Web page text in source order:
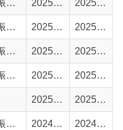
2024-12-23 2024-12-24
2024-12-06 2024-12-07
2024-11-15 2024-11-16
2024-11-01 2024-11-04